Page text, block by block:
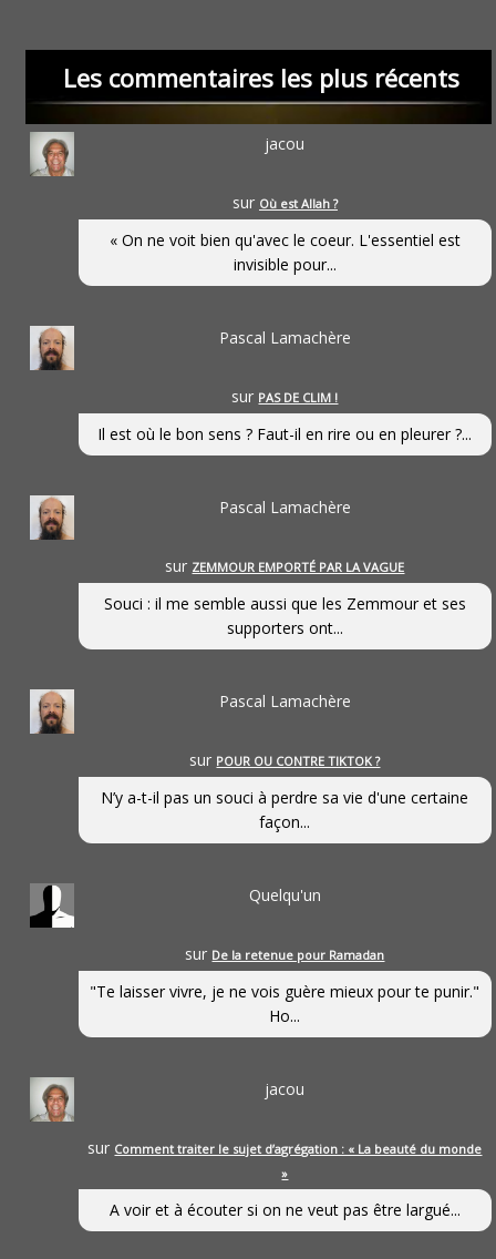
Les commentaires les plus récents
jacou
sur Où est Allah ?
« On ne voit bien qu'avec le coeur. L'essentiel est
invisible pour...
Pascal Lamachère
sur PAS DE CLIM !
Il est où le bon sens ? Faut-il en rire ou en pleurer ?...
Pascal Lamachère
sur ZEMMOUR EMPORTÉ PAR LA VAGUE
Souci : il me semble aussi que les Zemmour et ses
supporters ont...
Pascal Lamachère
sur POUR OU CONTRE TIKTOK ?
N’y a-t-il pas un souci à perdre sa vie d'une certaine
façon...
Quelqu'un
sur De la retenue pour Ramadan
"Te laisser vivre, je ne vois guère mieux pour te punir."
Ho...
jacou
sur Comment traiter le sujet d’agrégation : « La beauté du monde
»
A voir et à écouter si on ne veut pas être largué...